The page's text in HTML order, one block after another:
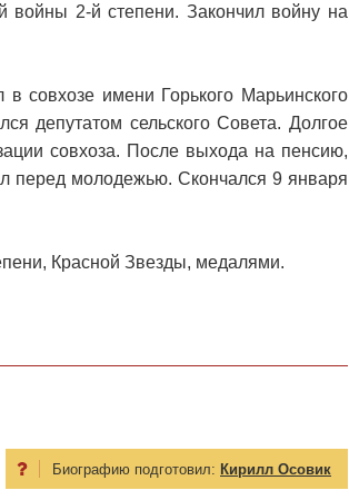
войны 2-й степени. Закончил войну на
имени Горького Марьинского
депутатом сельского Совета. Долгое
совхоза. После выхода на пенсию,
перед молодежью. Скончался 9 января
Красной Звезды, медалями.
Биографию подготовил: Кирилл Осовик